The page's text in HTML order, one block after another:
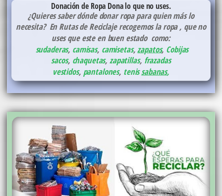
Donación de Ropa Dona lo que no uses.
¿Quieres saber dónde donar ropa para quien más lo
necesita? En Rutas de Reciclaje recogemos la ropa , que no
uses que este en buen estado como:
sudaderas, camisas, camisetas,zapatos, Cobijas
sacos, chaquetas, zapatillas, frazadas
vestidos, pantalones, tenissabanas,